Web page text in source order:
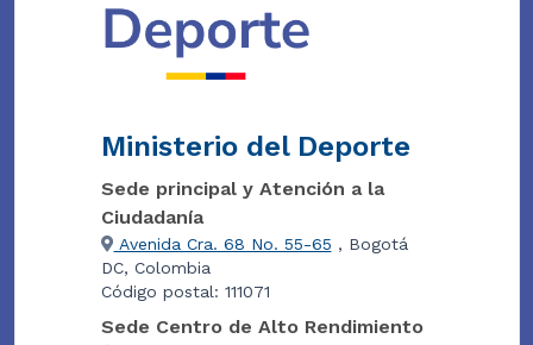
Ministerio del Deporte
Sede principal y Atención a la
Ciudadanía
Avenida Cra. 68 No. 55-65 , Bogotá
DC, Colombia
Código postal: 111071
Sede Centro de Alto Rendimiento